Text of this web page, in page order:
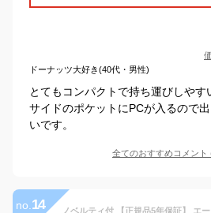
ドーナッツ大好き(40代・男性)
とてもコンパクトで持ち運びしやす
サイドのポケットにPCが入るので
いです。
全てのおすすめコメント
no. 14